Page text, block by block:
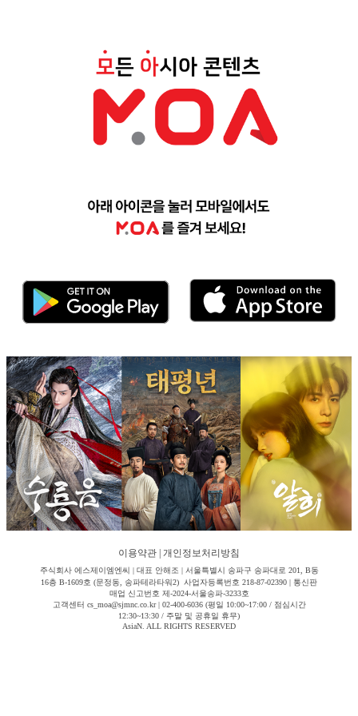
이용약관 개인정보처리방침
주식회사 에스제이엠엔씨 | 대표 안해조 | 서울특별시 송파구 송파대로 201, B동
16층 B-1609호 (문정동, 송파테라타워2) 사업자등록번호 218-87-02390 | 통신판
매업 신고번호 제-2024-서울송파-3233호
고객센터 cs_moa@sjmnc.co.kr | 02-400-6036 (평일 10:00~17:00 / 점심시간
12:30~13:30 / 주말 및 공휴일 휴무)
AsiaN. ALL RIGHTS RESERVED